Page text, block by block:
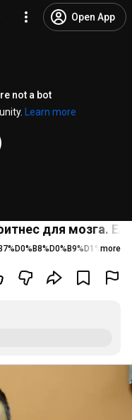
Open App
not a bot
Learn more
для мозга.
more